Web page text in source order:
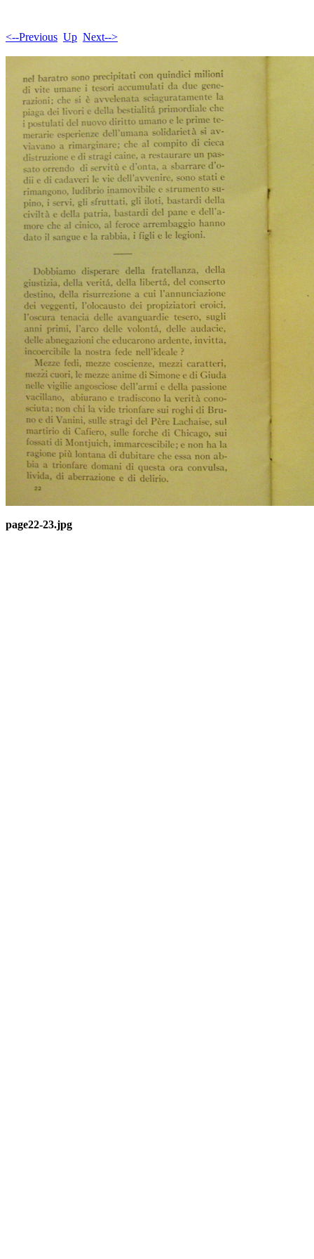
<--Previous Up Next-->
page22-23.jpg